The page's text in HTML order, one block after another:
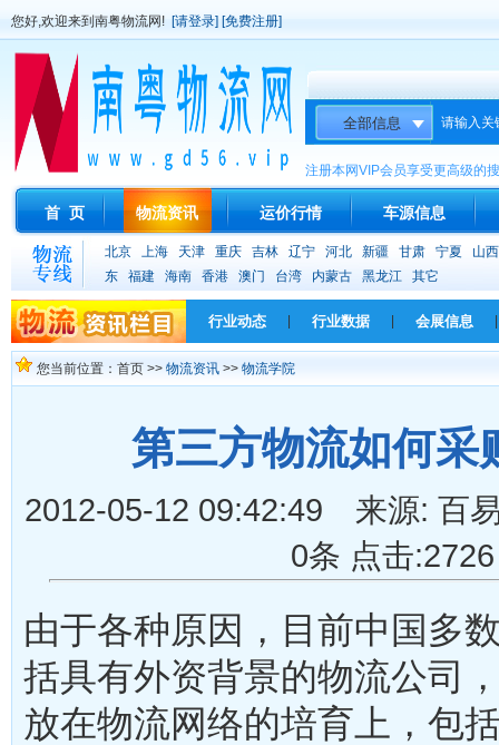
您好,欢迎来到南粤物流网! [请登录] [免费注册]
请输入关
注册本网VIP会员享受更高级的
首 页 物流资讯 运价行情 车源信息
北京 上海 天津 重庆 吉林 辽宁 河北 新疆 甘肃 宁夏
山西
东
福建 海南 香港 澳门 台湾 内蒙古 黑龙江 其它
行业动态 行业数据 会展信息
您当前位置：首页 >> 物流资讯 >> 物流学院
第三方物流如何采
2012-05-12 09:42:49 来源: 百
0条 点击:2726
由于各种原因，目前中国多
括具有外资背景的物流公司
放在物流网络的培育上，包